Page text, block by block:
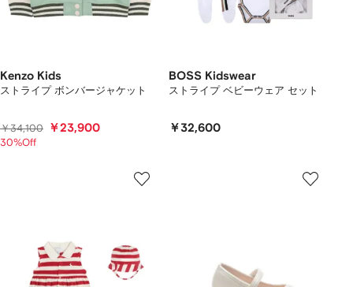
Kenzo Kids
ストライプ ボンバージャケット
￥34,100 ￥23,900
30%Off
BOSS Kidswear
ストライプ ベビーウェア セット
￥32,600